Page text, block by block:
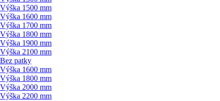
Výška 1500 mm
Výška 1600 mm
Výška 1700 mm
Výška 1800 mm
Výška 1900 mm
Výška 2100 mm
Bez patky
Výška 1600 mm
Výška 1800 mm
Výška 2000 mm
Výška 2200 mm